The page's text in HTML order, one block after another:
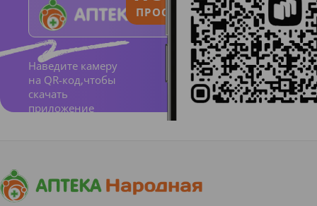
Наведите камеру
на QR-код,чтобы
скачать
приложение
ПРОСТО И ПОНЯТНО